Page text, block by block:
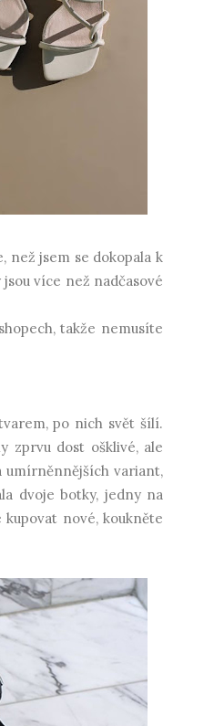
než jsem se dokopala k
více než nadčasové
takže nemusíte
po nich svět šílí.
zprvu dost ošklivé, ale
variant,
dvoje botky, jedny na
nové, koukněte